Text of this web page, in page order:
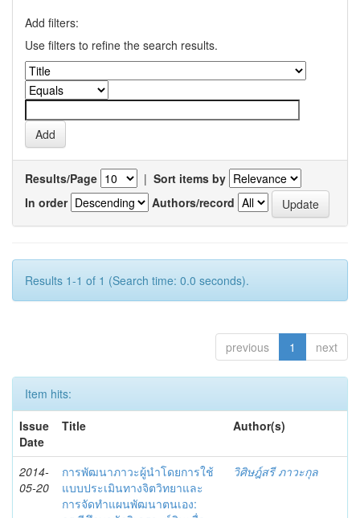
Add filters:
Use filters to refine the search results.
Results/Page | Sort items by
In order
Authors/record
Results 1-1 of 1 (Search time: 0.0 seconds).
previous 1 next
Item hits:
Issue
Date
Title Author(s)
2014-
05-20
การพัฒนาภาวะผู้นำโดยการใช้
แบบประเมินทางจิตวิทยาและ
การจัดทำแผนพัฒนาตนเอง:
วิศิษฎ์สรี ภาวะกุล